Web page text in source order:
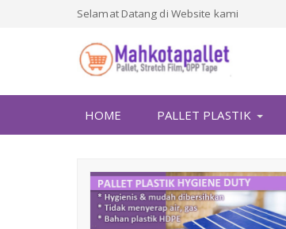
Selamat Datang di Website kami
HOME PALLET PLASTIK